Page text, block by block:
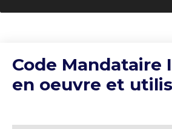
Code Mandataire
en oeuvre et